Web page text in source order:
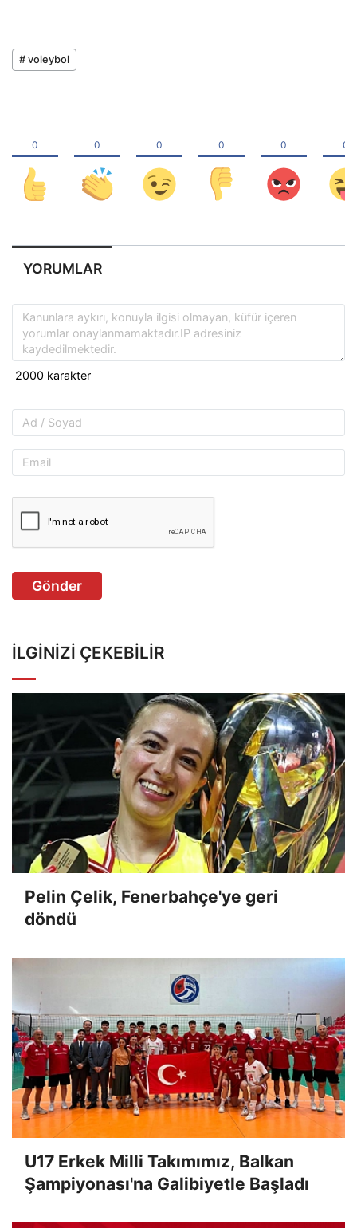
# voleybol
YORUMLAR
Gönder
İLGINIZI ÇEKEBILIR
Pelin Çelik, Fenerbahçe'ye geri
döndü
U17 Erkek Milli Takımımız, Balkan
Şampiyonası'na Galibiyetle Başladı